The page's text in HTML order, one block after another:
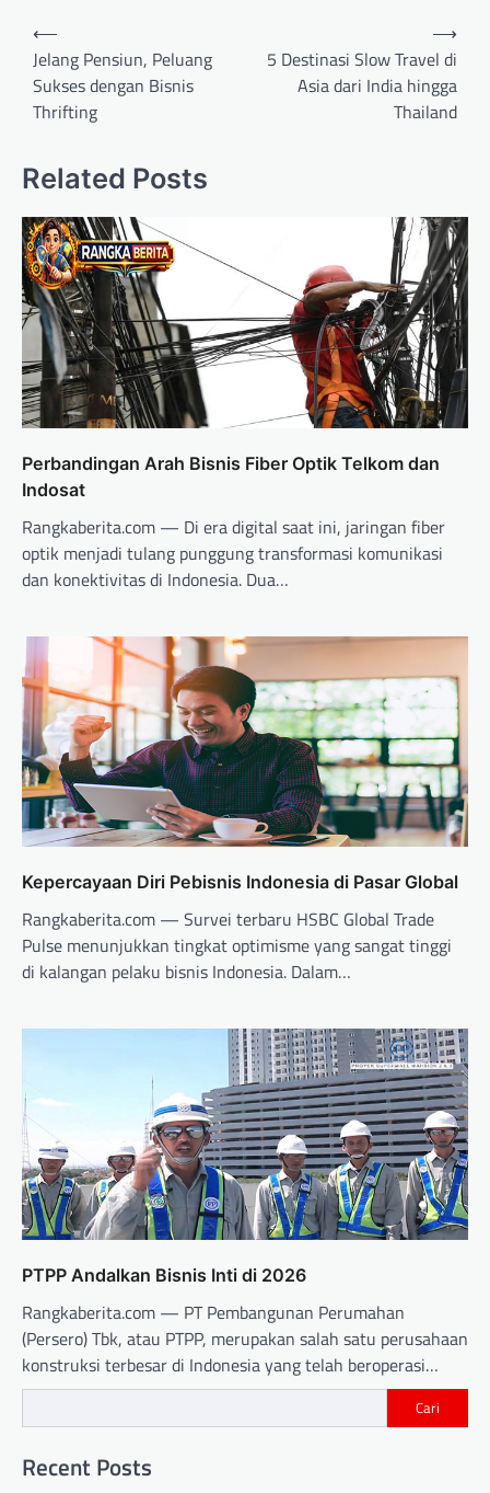
Navigasi
pos
⟵
Jelang Pensiun, Peluang
Sukses dengan Bisnis
Thrifting
5 Destinasi Slow Travel di
Asia dari India hingga
Thailand
⟶
Related Posts
Perbandingan Arah Bisnis Fiber Optik Telkom dan
Indosat
Rangkaberita.com — Di era digital saat ini, jaringan fiber
optik menjadi tulang punggung transformasi komunikasi
dan konektivitas di Indonesia. Dua…
Kepercayaan Diri Pebisnis Indonesia di Pasar Global
Rangkaberita.com — Survei terbaru HSBC Global Trade
Pulse menunjukkan tingkat optimisme yang sangat tinggi
di kalangan pelaku bisnis Indonesia. Dalam…
PTPP Andalkan Bisnis Inti di 2026
Rangkaberita.com — PT Pembangunan Perumahan
(Persero) Tbk, atau PTPP, merupakan salah satu perusahaan
konstruksi terbesar di Indonesia yang telah beroperasi…
Cari
Recent Posts